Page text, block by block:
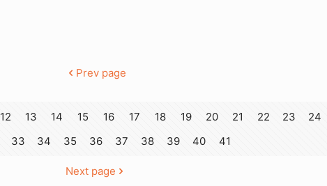
Prev page
12 13 14 15 16 17 18 19 20 21 22 23 24
33 34 35 36 37 38 39 40 41
Next page